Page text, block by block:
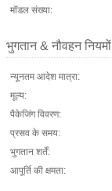
मॉडल संख्या:
भुगतान & नौवहन नियमों
न्यूनतम आदेश मात्रा:
मूल्य:
पैकेजिंग विवरण:
प्रसव के समय:
भुगतान शर्तें:
आपूर्ति की क्षमता: